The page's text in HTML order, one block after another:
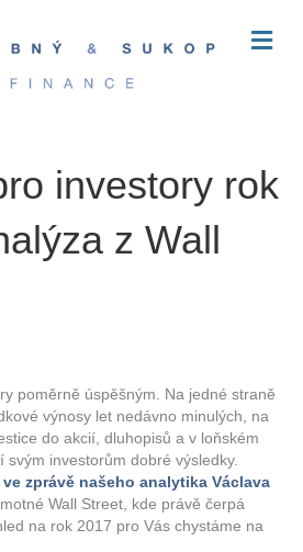
M
E
investory rok
z Wall
poměrně úspěšným. Na jedné straně
výnosy let nedávno minulých, na
do akcií, dluhopisů a v loňském
investorům dobré výsledky.
ve zprávě našeho analytika Václava
Wall Street, kde právě čerpá
na rok 2017 pro Vás chystáme na